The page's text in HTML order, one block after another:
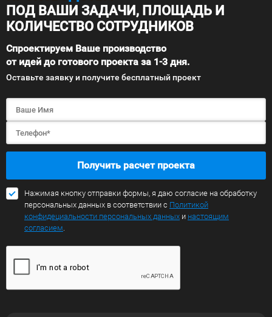
ПОД ВАШИ ЗАДАЧИ, ПЛОЩАДЬ И
КОЛИЧЕСТВО СОТРУДНИКОВ
Спроектируем Ваше производство
от идей до готового проекта за 1-3 дня.
Оставьте заявку и получите бесплатный проект
Получить расчет проекта
Нажимая кнопку отправки формы, я даю согласие на обработку
персональных данных в соответствии с Политикой
конфидециальности персональных данных и настоящим
согласием